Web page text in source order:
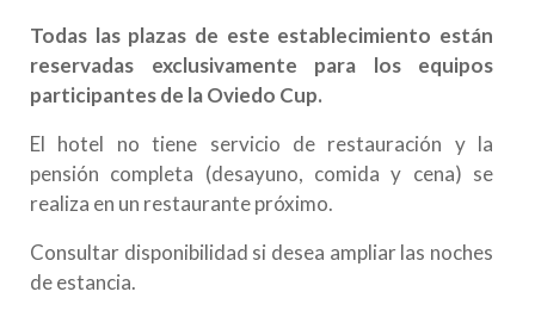
Todas las plazas de este establecimiento están
reservadas exclusivamente para los equipos
participantes de la Oviedo Cup.
El hotel no tiene servicio de restauración y la
pensión completa (desayuno, comida y cena) se
realiza en un restaurante próximo.
Consultar disponibilidad si desea ampliar las noches
de estancia.